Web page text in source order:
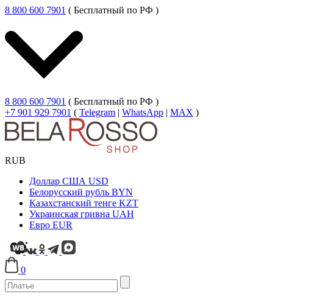
8 800 600 7901 ( Бесплатный по РФ )
8 800 600 7901 ( Бесплатный по РФ )
+7 901 929 7901 ( Telegram | WhatsApp | MAX )
RUB
Доллар США USD
Белорусский рубль BYN
Казахстанский тенге KZT
Украинская гривна UAH
Евро EUR
0